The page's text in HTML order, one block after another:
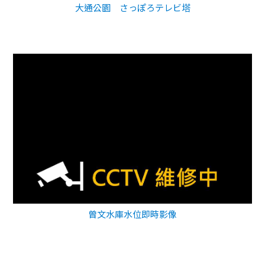
大通公園 さっぽろテレビ塔
曾文水庫水位即時影像